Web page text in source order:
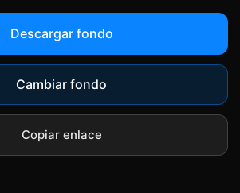
Descargar fondo
Cambiar fondo
Copiar enlace